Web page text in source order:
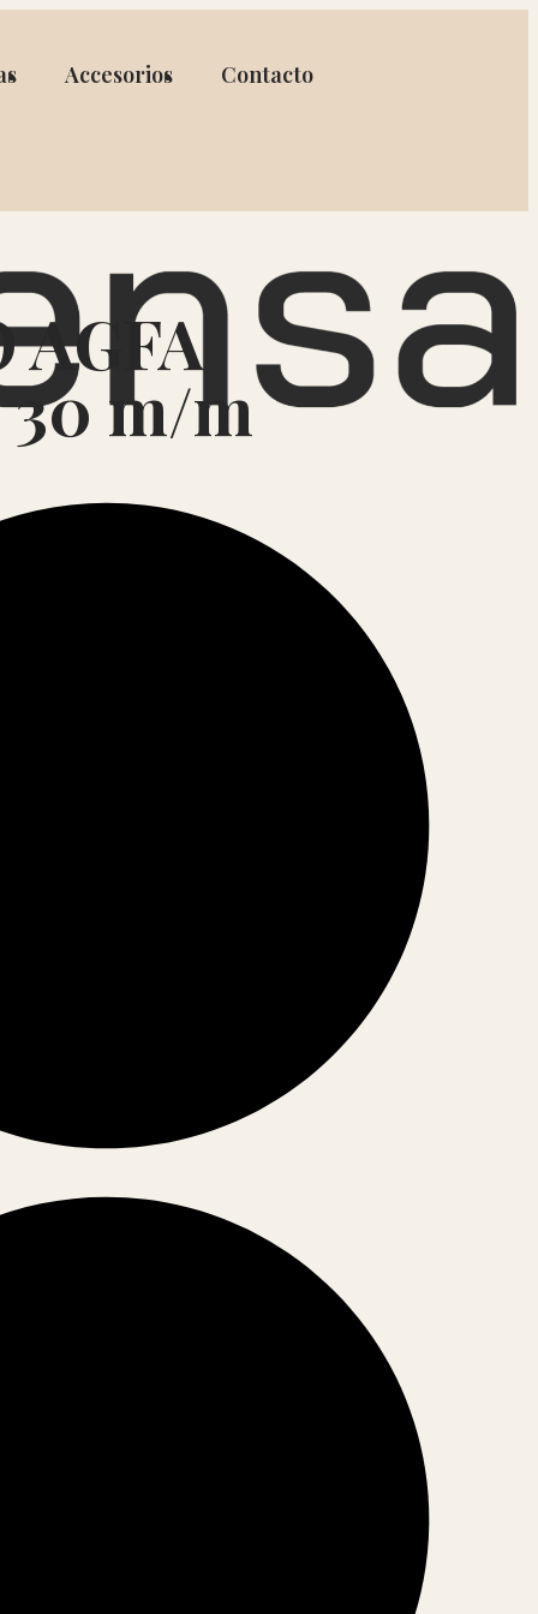
Accesorios Contacto
AGFA
30 m/m